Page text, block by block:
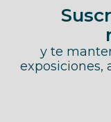
y te
exposiciones,